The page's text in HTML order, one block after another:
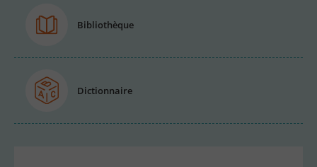
Bibliothèque
Dictionnaire